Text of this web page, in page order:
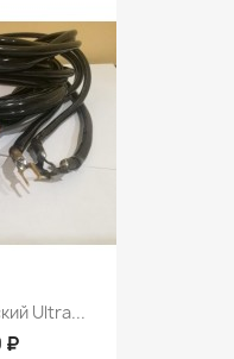
Ultra...
₽